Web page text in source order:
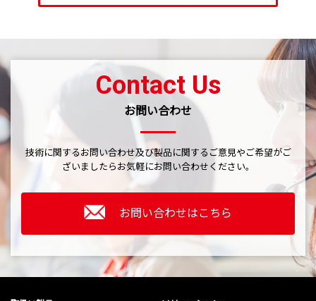
Contact Us
お問い合わせ
技術に関するお問い合わせ及び製品に関するご意見やご希望がご
ざいましたら お気軽にお問い合わせください。
お問い合わせはこちら